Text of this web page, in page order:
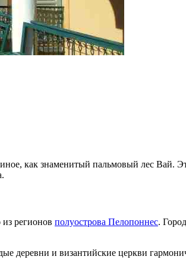
иное, как знаменитый пальмовый лес Вай.
из регионов полуострова Пелопоннес.
деревни и византийские церкви